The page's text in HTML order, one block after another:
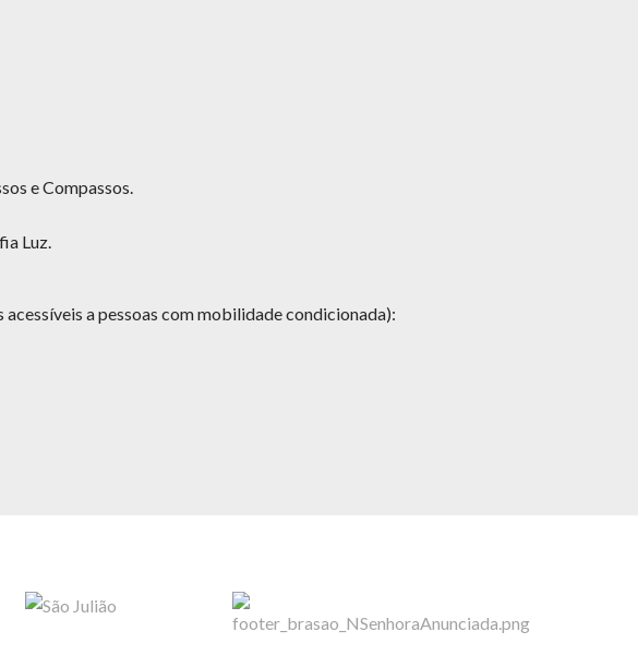
e Compassos.
Luz.
a pessoas com mobilidade condicionada):